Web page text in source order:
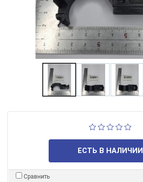
ЕСТЬ В НАЛИЧИИ
Сравнить